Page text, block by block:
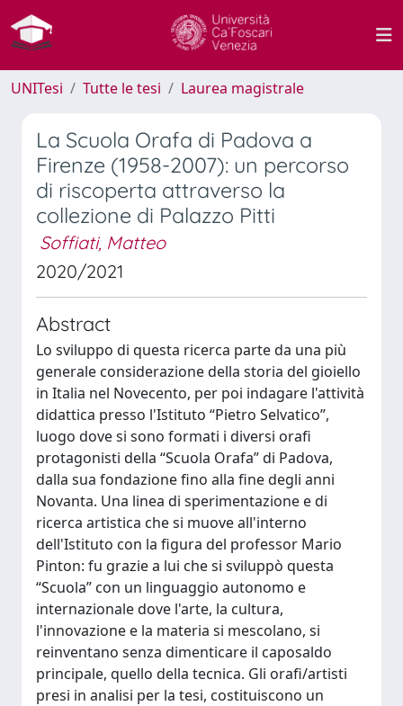
UNITesi Tutte le tesi Laurea magistrale
La Scuola Orafa di Padova a
Firenze (1958-2007): un percorso
di riscoperta attraverso la
collezione di Palazzo Pitti​
Soffiati, Matteo
2020/2021
Abstract
Lo sviluppo di questa ricerca parte da una più
generale considerazione della storia del gioiello
in Italia nel Novecento, per poi indagare l'attività
didattica presso l'Istituto “Pietro Selvatico”,
luogo dove si sono formati i diversi orafi
protagonisti della “Scuola Orafa” di Padova,
dalla sua fondazione fino alla fine degli anni
Novanta. Una linea di sperimentazione e di
ricerca artistica che si muove all'interno
dell'Istituto con la figura del professor Mario
Pinton: fu grazie a lui che si sviluppò questa
“Scuola” con un linguaggio autonomo e
internazionale dove l'arte, la cultura,
l'innovazione e la materia si mescolano, si
reinventano senza dimenticare il caposaldo
principale, quello della tecnica. Gli orafi/artisti
presi in analisi per la tesi, costituiscono un